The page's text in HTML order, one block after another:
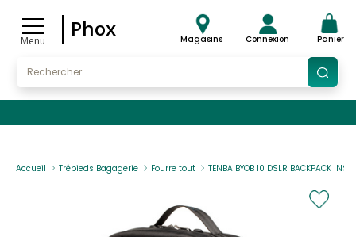
Menu
Phox Magasins Connexion Panier
Accueil Trépieds Bagagerie Fourre tout TENBA BYOB 10 DSLR BACKPACK